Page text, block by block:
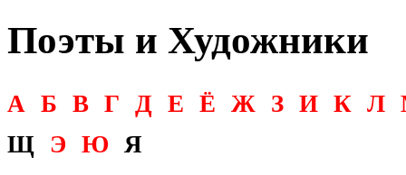
Поэты и Художники
А Б В Г Д Е Ё Ж З И К Л
Щ Э Ю Я